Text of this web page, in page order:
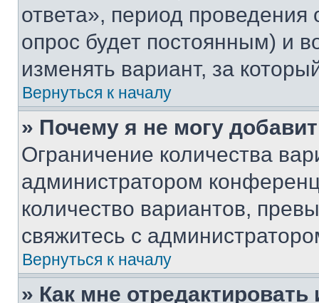
ответа», период проведения
опрос будет постоянным) и
изменять вариант, за
Вернуться к началу
» Почему я не могу
Ограничение количества
администратором
количество вариантов,
свяжитесь с
Вернуться к началу
» Как мне